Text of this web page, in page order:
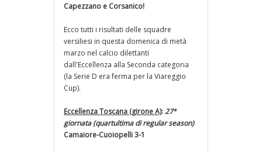
Capezzano e Corsanico!
Ecco tutti i risultati delle squadre
versiliesi in questa domenica di metà
marzo nel calcio dilettanti
dall'Eccellenza alla Seconda categoria
(la Serie D era ferma per la Viareggio
Cup).
Eccellenza Toscana (girone A):27ª
giornata (quartultima di regular season)
Camaiore-Cuoiopelli 3-1